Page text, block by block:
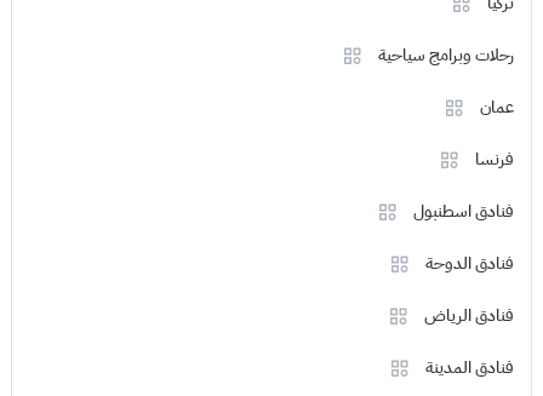
رحلات وبرامج سياحية
عمان
فرنسا
فنادق اسطنبول
فنادق الدوحة
فنادق الرياض
فنادق المدينة